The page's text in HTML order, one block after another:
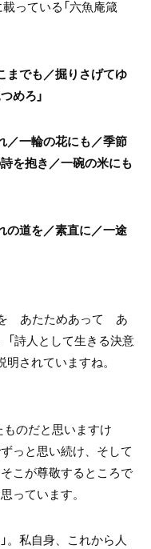
っている「六魚庵箴
までも／掘りさげてゆ
めろ」
／一輪の花にも／季節
を抱き／一碗の米にも
の道を／素直に／一途
を あたためあって あ
「詩人として生きる決意
されていますね。
のだと思いますけ
っと思い続け、そして
こが尊敬するところで
っています。
。私自身、これから人